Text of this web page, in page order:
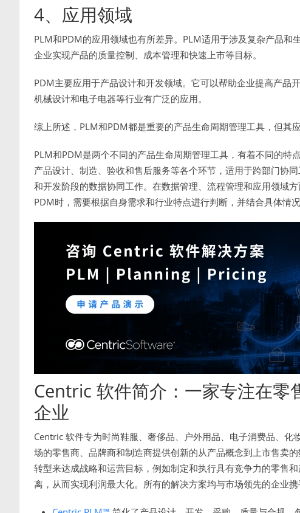
4、应用领域
PLM和PDM的应用领域也有所差异。PLM适用于涉及复杂产品
企业实现产品的质量控制、成本管理和快速上市等目标。
PDM主要应用于产品设计和开发领域。它可以帮助企业提高产品
机械设计和电子电器等行业有广泛的应用。
综上所述，PLM和PDM都是重要的产品生命周期管理工具，但其
PLM和PDM是两个不同的产品生命周期管理工具，有着不同的特
产品设计、制造、验收和售后服务等各个环节，适用于跨部门协
和开发阶段的数据协同工作。在数据管理、流程管理和应用领域
PDM时，需要根据自身需求和行业特点进行判断，并结合具体情况
Centric 软件简介：一家专注在零
企业
Centric 软件专为时尚鞋服、奢侈品、户外用品、电子消费品、
场的零售商、品牌商和制造商提供创新的从产品概念到上市售卖
转型来达成战略和运营目标，例如制定和执行具有竞争力的零售
离，从而实现利润最大化。所有的解决方案均与市场领先的企业